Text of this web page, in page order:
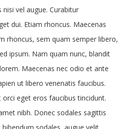
vel augue. Curabitur
dui. Etiam rhoncus. Maecenas
rhoncus, sem quam semper libero,
ipsum. Nam quam nunc, blandit
Maecenas nec odio et ante
ut libero venenatis faucibus.
eget eros faucibus tincidunt.
nibh. Donec sodales sagittis